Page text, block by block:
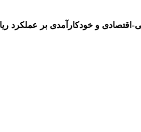
اقتصادی و خودکارآمدی بر عملکرد